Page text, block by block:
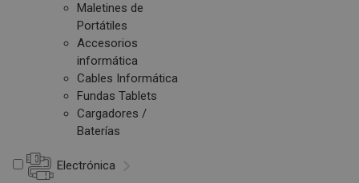
Maletines de
Portátiles
Accesorios
informática
Cables Informática
Fundas Tablets
Cargadores /
Baterías
Electrónica